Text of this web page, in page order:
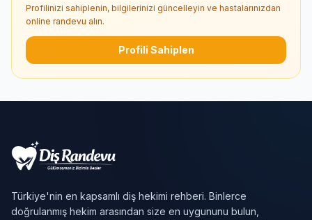
Profilinizi sahiplenin, bilgilerinizi güncelleyin ve hastalarınızdan
online randevu alın.
Profili Sahiplen
Türkiye'nin en kapsamlı diş hekimi rehberi. Binlerce
doğrulanmış hekim arasından size en uygununu bulun,